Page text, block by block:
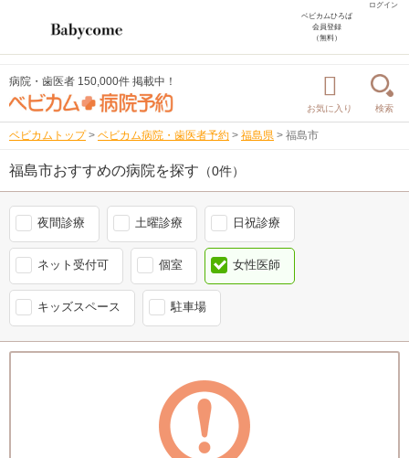
ログイン
ベビカムひろば
会員登録
（無料）
病院・歯医者 150,000件 掲載中！
お気に入り 検索
ベビカムトップ > ベビカム病院・歯医者予約 > 福島県 > 福島市
福島市おすすめの病院を探す （0件）
夜間診療 土曜診療 日祝診療
ネット受付可 個室 女性医師
キッズスペース 駐車場